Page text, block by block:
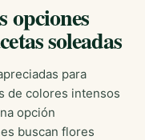
opciones
soleadas
para
de colores intensos
opción
buscan flores